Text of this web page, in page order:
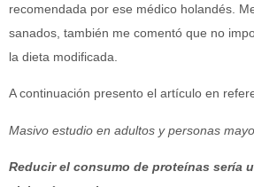
recomendada por ese médico holandés.
sanados, también me comentó que no
la dieta modificada.
A continuación presento el artículo en
Masivo estudio en adultos y personas
Reducir el consumo de proteínas sería